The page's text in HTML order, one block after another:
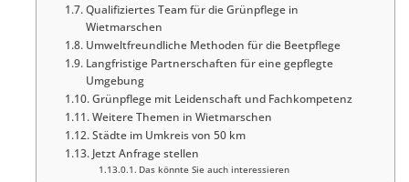
Qualifiziertes Team für die Grünpflege in
Wietmarschen
Umweltfreundliche Methoden für die Beetpflege
Langfristige Partnerschaften für eine gepflegte
Umgebung
Grünpflege mit Leidenschaft und Fachkompetenz
Weitere Themen in Wietmarschen
Städte im Umkreis von 50 km
Jetzt Anfrage stellen
Das könnte Sie auch interessieren